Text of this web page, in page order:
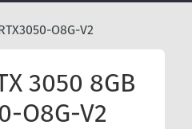
O8G-V2
3050 8GB
O8G-V2